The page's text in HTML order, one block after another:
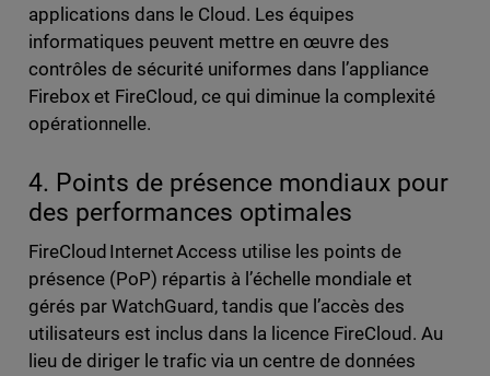
applications dans le Cloud. Les équipes
informatiques peuvent mettre en œuvre des
contrôles de sécurité uniformes dans l’appliance
Firebox et FireCloud, ce qui diminue la complexité
opérationnelle.
4. Points de présence mondiaux pour
des performances optimales
FireCloud Internet Access utilise les points de
présence (PoP) répartis à l’échelle mondiale et
gérés par WatchGuard, tandis que l’accès des
utilisateurs est inclus dans la licence FireCloud. Au
lieu de diriger le trafic via un centre de données